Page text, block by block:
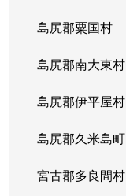
島尻郡粟国村
島尻郡南大東村
島尻郡伊平屋村
島尻郡久米島町
宮古郡多良間村